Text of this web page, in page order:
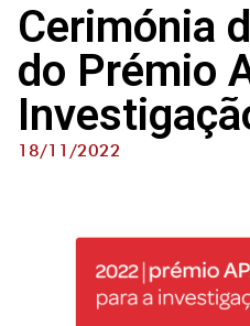
Cerimónia
do Prémio
18/11/2022